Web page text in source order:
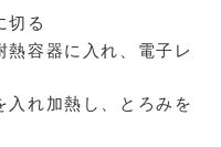
切る
容器に入れ、電子レ
入れ加熱し、とろみを